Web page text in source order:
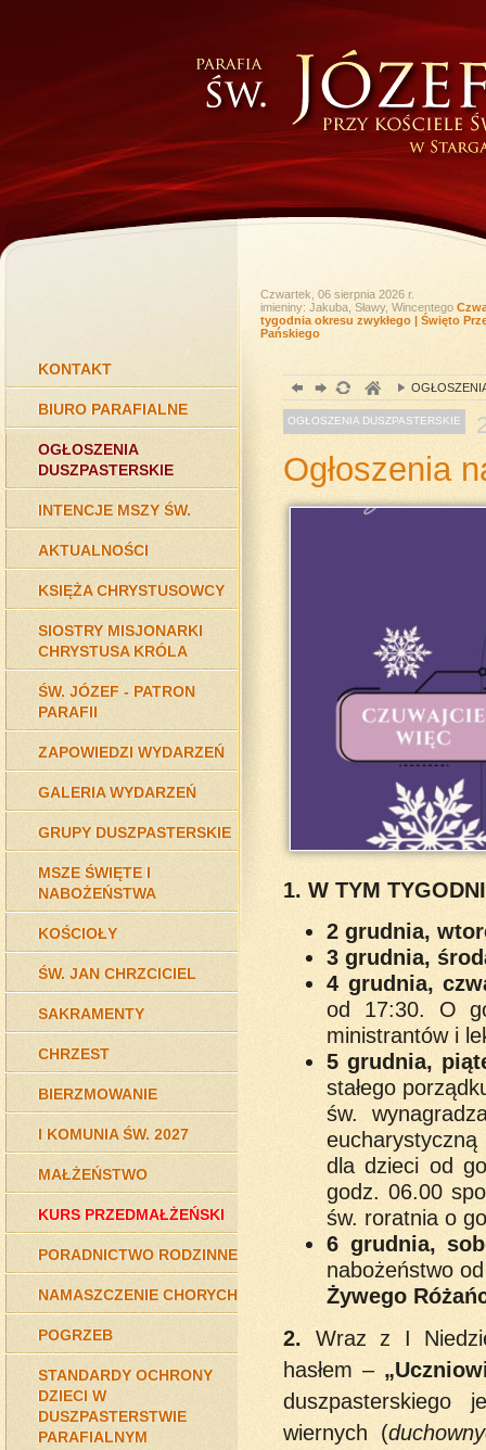
Czwartek, 06 sierpnia 2026 r.
imieniny: Jakuba, Sławy, Wincentego
tygodnia okresu zwykłego | Święto
Pańskiego
KONTAKT
BIURO PARAFIALNE
OGŁOSZENIA
DUSZPASTERSKIE
INTENCJE MSZY ŚW.
AKTUALNOŚCI
KSIĘŻA CHRYSTUSOWCY
SIOSTRY MISJONARKI
CHRYSTUSA KRÓLA
ŚW. JÓZEF - PATRON
PARAFII
ZAPOWIEDZI WYDARZEŃ
GALERIA WYDARZEŃ
GRUPY DUSZPASTERSKIE
MSZE ŚWIĘTE I
NABOŻEŃSTWA
KOŚCIOŁY
ŚW. JAN CHRZCICIEL
SAKRAMENTY
CHRZEST
BIERZMOWANIE
I KOMUNIA ŚW. 2027
MAŁŻEŃSTWO
KURS PRZEDMAŁŻEŃSKI
PORADNICTWO RODZINNE
NAMASZCZENIE CHORYCH
POGRZEB
STANDARDY OCHRONY
DZIECI W
DUSZPASTERSTWIE
PARAFIALNYM
OGŁOSZENIA DUSZPASTERSKIE
Ogłoszenia
1. W TYM
2 grudnia,
3 grudnia,
4 grudnia,
od 17:30. O
ministrantów i
5 grudnia,
stałego
św.
dla dzieci od
godz. 06.00
św. roratnia o
6 grudnia,
nabożeństwo
Żywego
2. Wraz z I
hasłem –
duszpasterskiego
wiernych (